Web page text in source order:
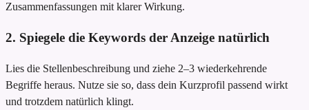
Zusammenfassungen mit klarer Wirkung.
2. Spiegele die Keywords der Anzeige natürlich
Lies die Stellenbeschreibung und ziehe 2–3 wiederkehrende
Begriffe heraus. Nutze sie so, dass dein Kurzprofil passend wirkt
und trotzdem natürlich klingt.